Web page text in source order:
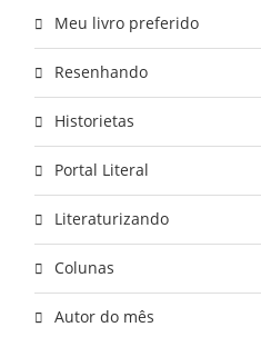
Meu livro preferido
Resenhando
Historietas
Portal Literal
Literaturizando
Colunas
Autor do mês